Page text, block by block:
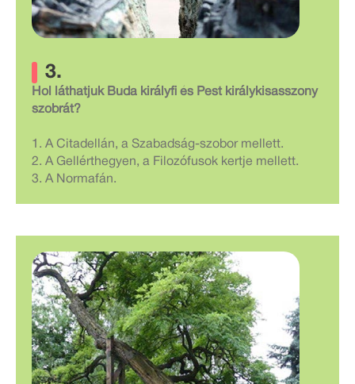
3.
Hol láthatjuk Buda királyfi és Pest királykisasszony
szobrát?
1. A Citadellán, a Szabadság-szobor mellett.
2. A Gellérthegyen, a Filozófusok kertje mellett.
3. A Normafán.